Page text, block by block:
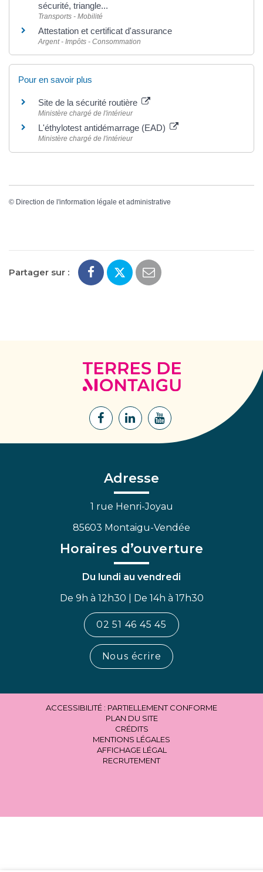
sécurité, triangle...
Transports - Mobilité
Attestation et certificat d'assurance
Argent - Impôts - Consommation
Pour en savoir plus
Site de la sécurité routière
Ministère chargé de l'intérieur
L'éthylotest antidémarrage (EAD)
Ministère chargé de l'intérieur
© Direction de l'information légale et administrative
Partager sur :
Terres
de
Montaigu
Lien
Facebook
Lien
Lien
Adresse
1 rue Henri-Joyau
85603 Montaigu-Vendée
Horaires d’ouverture
Du lundi au vendredi
De 9h à 12h30 | De 14h à 17h30
02 51 46 45 45
Nous écrire
ACCESSIBILITÉ : PARTIELLEMENT CONFORME
PLAN DU SITE
CRÉDITS
MENTIONS LÉGALES
AFFICHAGE LÉGAL
RECRUTEMENT